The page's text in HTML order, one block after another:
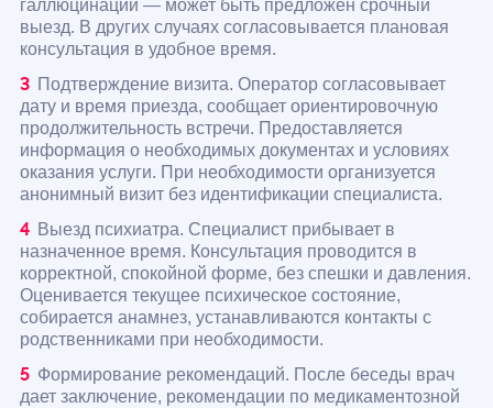
галлюцинаций — может быть предложен срочный
выезд. В других случаях согласовывается плановая
консультация в удобное время.
Подтверждение визита. Оператор согласовывает
дату и время приезда, сообщает ориентировочную
продолжительность встречи. Предоставляется
информация о необходимых документах и условиях
оказания услуги. При необходимости организуется
анонимный визит без идентификации специалиста.
Выезд психиатра. Специалист прибывает в
назначенное время. Консультация проводится в
корректной, спокойной форме, без спешки и давления.
Оценивается текущее психическое состояние,
собирается анамнез, устанавливаются контакты с
родственниками при необходимости.
Формирование рекомендаций. После беседы врач
дает заключение, рекомендации по медикаментозной